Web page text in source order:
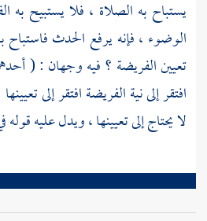
يستباح به الصلاة ، فلا يستبيح
الوضوء ، فإنه يرفع الحدث فاستباح
تعيين الفريضة ؟ فيه وجهان : (
افتقر إلى نية الفريضة افتقر إلى
لا يحتاج إلى تعيينها ، ويدل عليه قوله